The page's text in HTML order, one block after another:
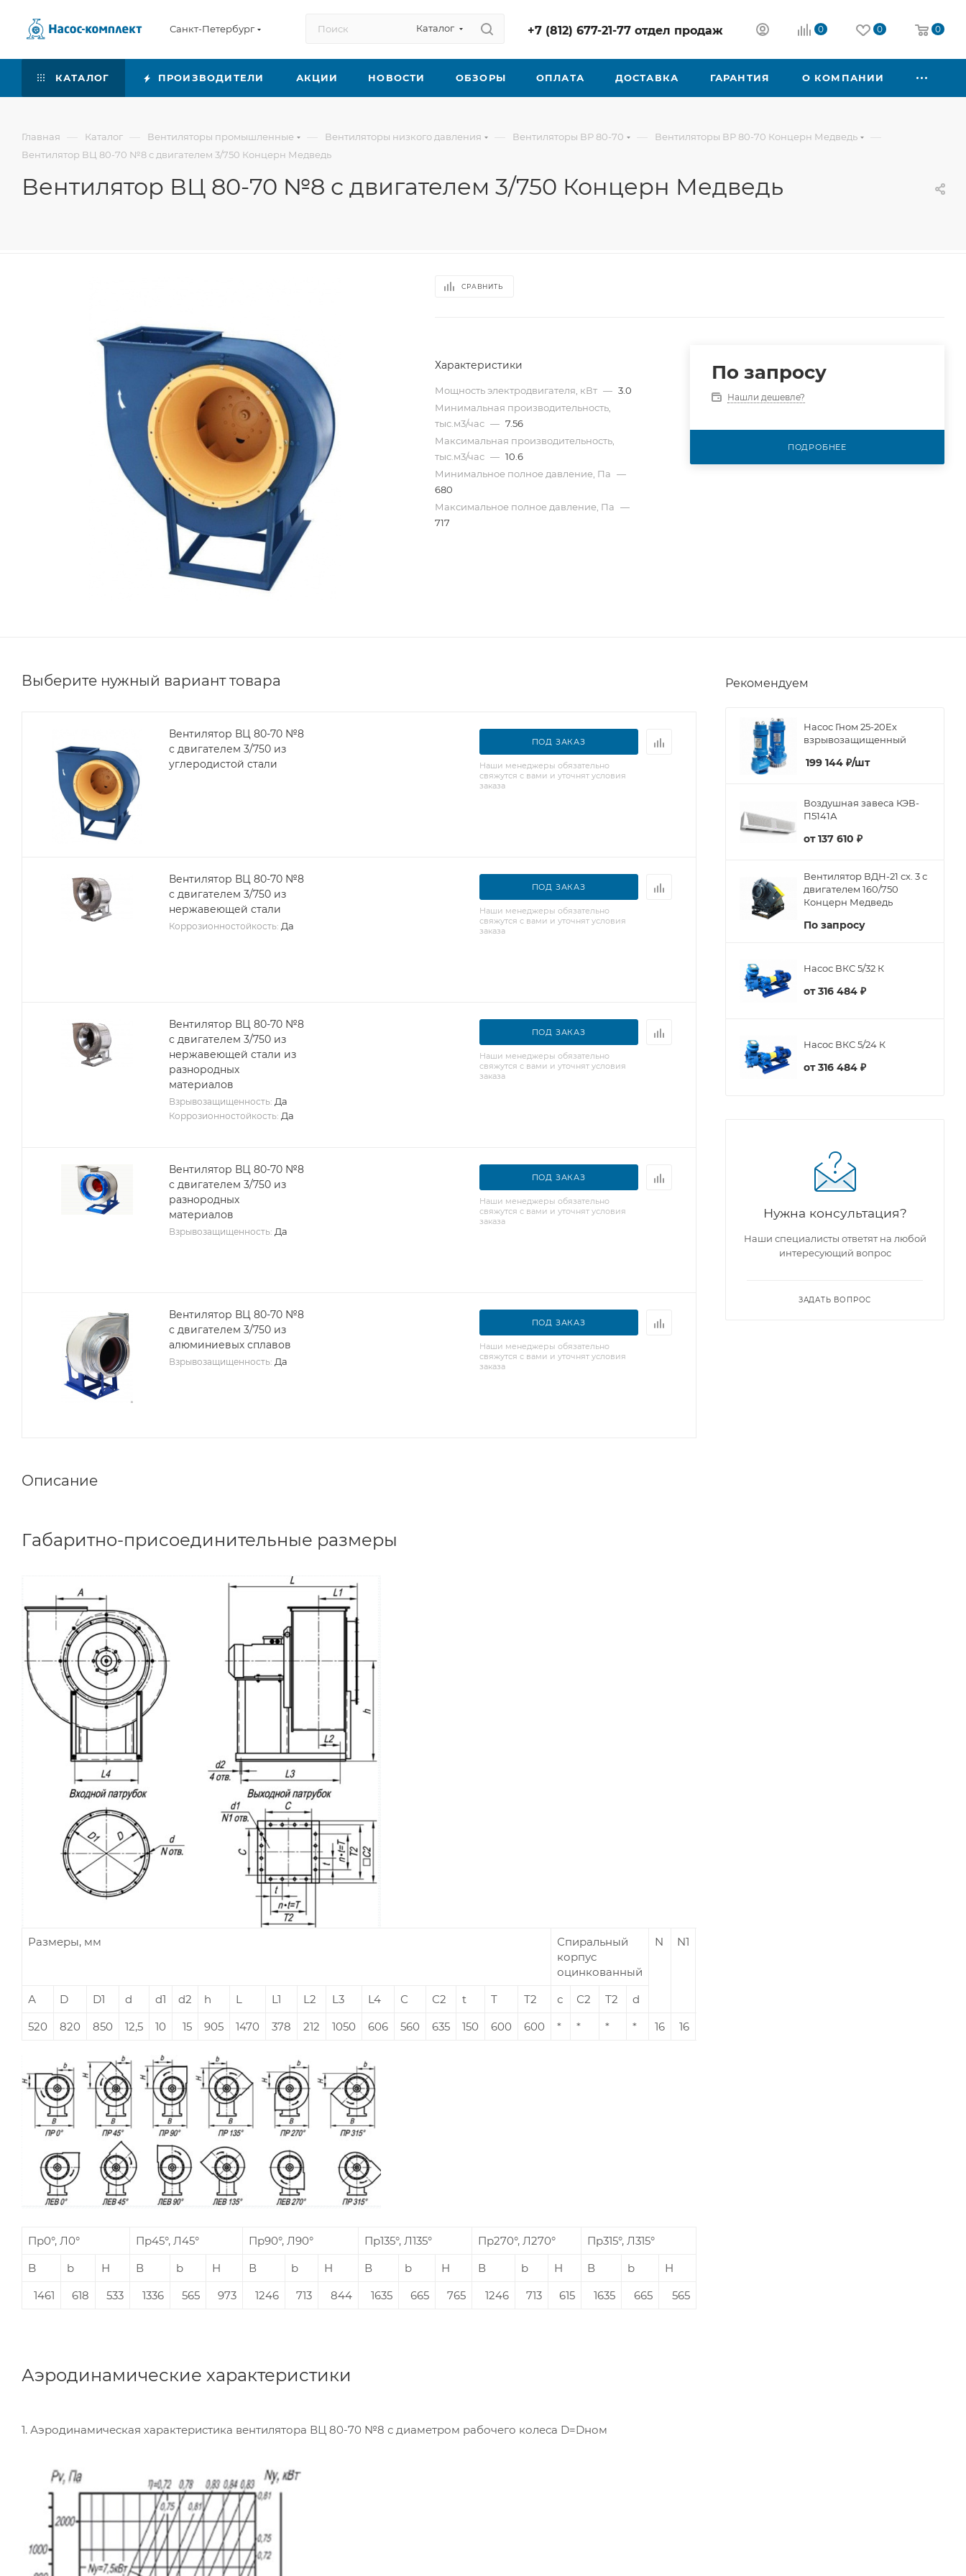
Санкт-Петербург Каталог +7 (812) 677-21-77 отдел продаж 0 0 0
КАТАЛОГ ПРОИЗВОДИТЕЛИ АКЦИИ НОВОСТИ ОБЗОРЫ ОПЛАТА ДОСТАВКА ГАРАНТИЯ О КОМПАНИИ
Главная — Каталог — Вентиляторы промышленные — Вентиляторы низкого давления — Вентиляторы ВР 80-70 — Вентиляторы ВР 80-70 Концерн Медведь —
Вентилятор ВЦ 80-70 №8 с двигателем 3/750 Концерн Медведь
Вентилятор ВЦ 80-70 №8 с двигателем 3/750 Концерн Медведь
СРАВНИТЬ
Характеристики
Мощность электродвигателя, кВт — 3.0
Минимальная производительность,
тыс.м3/час — 7.56
Максимальная производительность,
тыс.м3/час — 10.6
Минимальное полное давление, Па —
680
Максимальное полное давление, Па —
717
По запросу
Нашли дешевле?
ПОДРОБНЕЕ
Выберите нужный вариант товара
Вентилятор ВЦ 80-70 №8
с двигателем 3/750 из
углеродистой стали
ПОД ЗАКАЗ
Наши менеджеры обязательно
свяжутся с вами и уточнят условия
заказа
Вентилятор ВЦ 80-70 №8
с двигателем 3/750 из
нержавеющей стали
Коррозионностойкость: Да
ПОД ЗАКАЗ
Наши менеджеры обязательно
свяжутся с вами и уточнят условия
заказа
Вентилятор ВЦ 80-70 №8
с двигателем 3/750 из
нержавеющей стали из
разнородных
материалов
Взрывозащищенность: Да
Коррозионностойкость: Да
ПОД ЗАКАЗ
Наши менеджеры обязательно
свяжутся с вами и уточнят условия
заказа
Вентилятор ВЦ 80-70 №8
с двигателем 3/750 из
разнородных
материалов
Взрывозащищенность: Да
ПОД ЗАКАЗ
Наши менеджеры обязательно
свяжутся с вами и уточнят условия
заказа
Вентилятор ВЦ 80-70 №8
с двигателем 3/750 из
алюминиевых сплавов
Взрывозащищенность: Да
ПОД ЗАКАЗ
Наши менеджеры обязательно
свяжутся с вами и уточнят условия
заказа
Описание
Габаритно-присоединительные размеры
Размеры, мм
Спиральный
корпус
оцинкованный
N N1
А D D1 d d1 d2 h L L1 L2 L3 L4 С С2 t Т Т2 с С2 Т2
d
520
820 850 12,5 10 15 905 1470 378 212 1050 606 560 635 150 600 600 * * * * 16 16
Пр0°, Л0° Пр45°, Л45° Пр90°, Л90° Пр135°, Л135° Пр270°, Л270°
Пр315°, Л315°
B
b Н В b Н В b Н В b Н В b Н В b
Н
1461
618 533 1336 565 973 1246 713 844 1635 665 765 1246 713 615 1635 665 565
Аэродинамические характеристики
1. Аэродинамическая характеристика вентилятора ВЦ 80-70 №8 с диаметром рабочего колеса D=Dном
Рекомендуем
Насос Гном 25-20Ex
взрывозащищенный
199 144 ₽/шт
Воздушная завеса КЭВ-
П5141А
от137 610 ₽
Вентилятор ВДН-21 сх. 3 с
двигателем 160/750
Концерн Медведь
По запросу
Насос ВКС 5/32 К
от316 484 ₽
Насос ВКС 5/24 К
от316 484 ₽
Нужна консультация?
Наши специалисты ответят на любой
интересующий вопрос
ЗАДАТЬ ВОПРОС